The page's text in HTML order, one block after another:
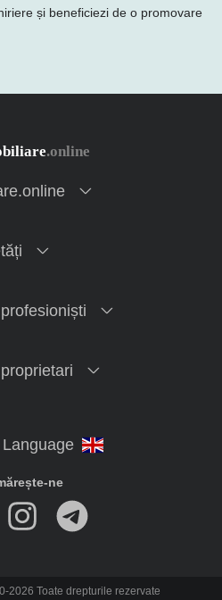
și beneficiezi de o promovare
ne
2026 Toate drepturile rezervate